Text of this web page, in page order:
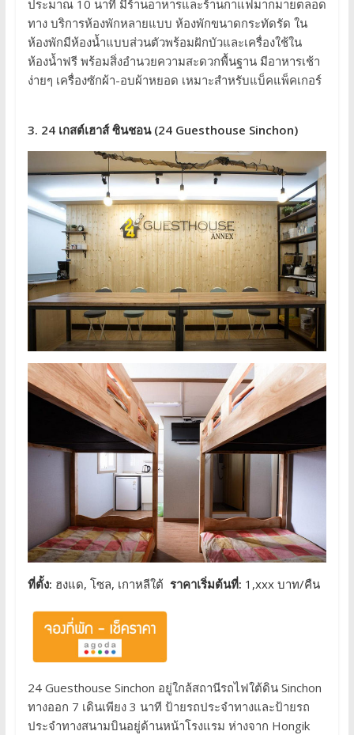
ประมาณ 10 นาที มีร้านอาหารและร้านกาแฟมากมายตลอด
ทาง บริการห้องพักหลายแบบ ห้องพักขนาดกระทัดรัด ใน
ห้องพักมีห้องน้ำแบบส่วนตัวพร้อมฝักบัวและเครื่องใช้ใน
ห้องน้ำฟรี พร้อมสิ่งอำนวยความสะดวกพื้นฐาน มีอาหารเช้า
ง่ายๆ เครื่องซักผ้า-อบผ้าหยอด เหมาะสำหรับแบ็คแพ็คเกอร์
3. 24 เกสต์เฮาส์ ซินชอน (24 Guesthouse Sinchon)
ที่ตั้ง: ฮงแด, โซล, เกาหลีใต้ ราคาเริ่มต้นที่: 1,xxx บาท/คืน
24 Guesthouse Sinchon อยู่ใกล้สถานีรถไฟใต้ดิน Sinchon
ทางออก 7 เดินเพียง 3 นาที ป้ายรถประจำทางและป้ายรถ
ประจำทางสนามบินอยู่ด้านหน้าโรงแรม ห่างจาก Hongik